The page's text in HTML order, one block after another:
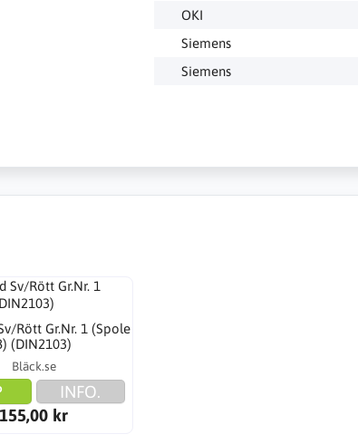
OKI
Siemens
Siemens
Rött Gr.Nr. 1 (Spole
(DIN2103)
Bläck.se
INFO.
155,00 kr